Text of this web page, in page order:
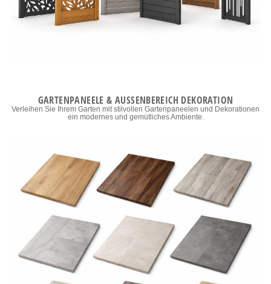
GARTENPANEELE & AUSSENBEREICH DEKORATION
Verleihen Sie Ihrem Garten mit stilvollen Gartenpaneelen und Dekorationen
ein modernes und gemütliches Ambiente.